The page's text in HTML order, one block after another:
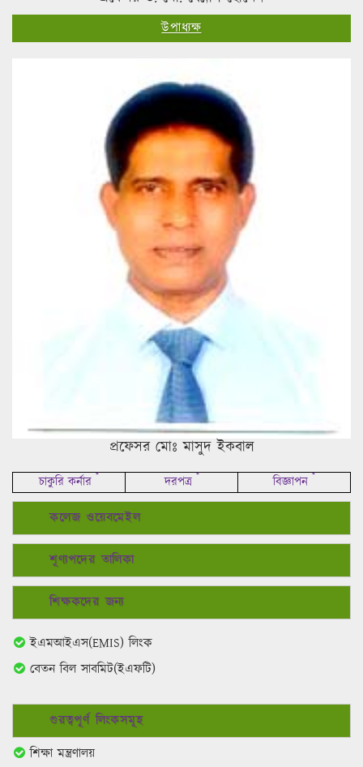
প্রফেসর মোঃ মাসুদ ইকবাল
দরপত্র*
কলেজ ওয়েবমেইল
শূণ্যপদের তালিকা
শিক্ষকদের জন্য
ইএমআইএস(EMIS) লিংক
বেতন বিল সাবমিট(ইএফটি)
গুরত্বপূর্ণ লিংকসমূহ
মাধ্যমিক ও উচ্চশিক্ষা অধিদপ্তর
জাতীয় বিশ্ববিদ্যালয়